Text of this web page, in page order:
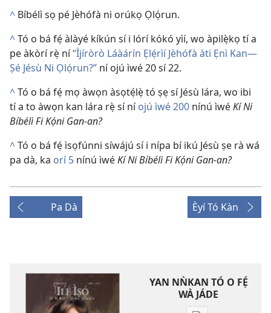
^ Bíbélì sọ pé Jèhófà ni orúkọ Ọlọ́run.
^Tó o bá fẹ́ àlàyé kíkún sí i lórí kókó yìí, wo àpilẹ̀kọ tí a
pe àkòrí rẹ̀ ní“Ìjíròrò Láàárín Ẹlẹ́rìí Jèhófà àti Ẹnì Kan—
Ṣé Jésù Ni Ọlọ́run?” ní ojú ìwé 20 sí 22.
^Tó o bá fẹ́ mọ àwọn àsọtẹ́lẹ̀ tó ṣẹ sí Jésù lára, wo ibi
tí a to àwọn kan lára rẹ̀ sí níojú ìwé 200 nínú ìwéKí Ni
Bíbélì Fi Kọ́ni Gan-an?
^Tó o bá fẹ́ ìsọfúnni síwájú sí i nípa bí ikú Jésù ṣe rà wá
pa dà, ka orí 5 nínú ìwéKí Ni Bíbélì Fi Kọ́ni Gan-an?
Pa Dà Èyí Tó Kàn
YAN NǸKAN TÓ O FẸ́
WÀ JÁDE